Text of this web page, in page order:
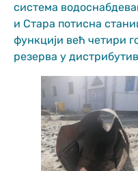
система
и Стара потисна
функцији већ четири
резерва у
Марктеинг
By sharing
your
interests and
behavior as
you visit our
site, you
increase the
chance of
seeing
personalized
content and